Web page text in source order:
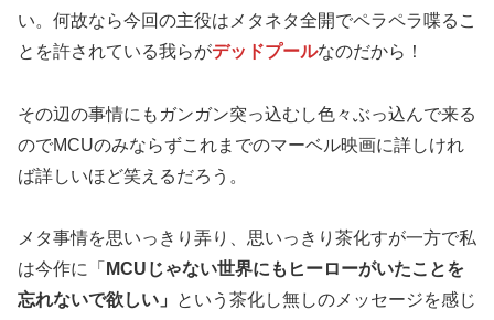
い。何故なら今回の主役はメタネタ全開でペラペラ喋るこ
とを許されている我らがデッドプールなのだから！
その辺の事情にもガンガン突っ込むし色々ぶっ込んで来る
のでMCUのみならずこれまでのマーベル映画に詳しけれ
ば詳しいほど笑えるだろう。
メタ事情を思いっきり弄り、思いっきり茶化すが一方で私
は今作に「 MCUじゃない世界にもヒーローがいたことを
忘れないで欲しい」
という茶化し無しのメッセージを感じ